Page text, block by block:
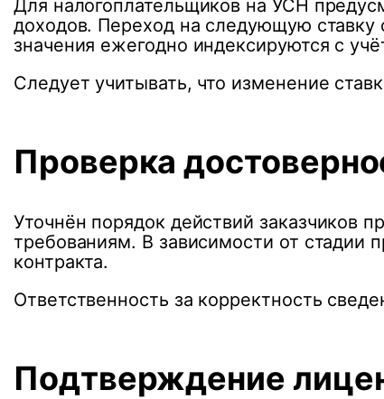
Для налогоплательщиков на УСН
доходов. Переход на следующую ставку
значения ежегодно индексируются с
Следует учитывать, что изменение
Проверка
Уточнён порядок действий заказчиков
требованиям. В зависимости от стадии
контракта.
Ответственность за корректность
Подтверждение